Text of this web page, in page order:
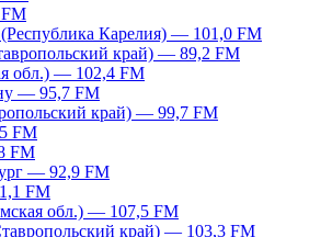
(Республика Карелия) — 101,0 FM
край) — 89,2 FM
обл.) — 102,4 FM
— 95,7 FM
край) — 99,7 FM
FM
FM
— 92,9 FM
FM
обл.) — 107,5 FM
край) — 103,3 FM